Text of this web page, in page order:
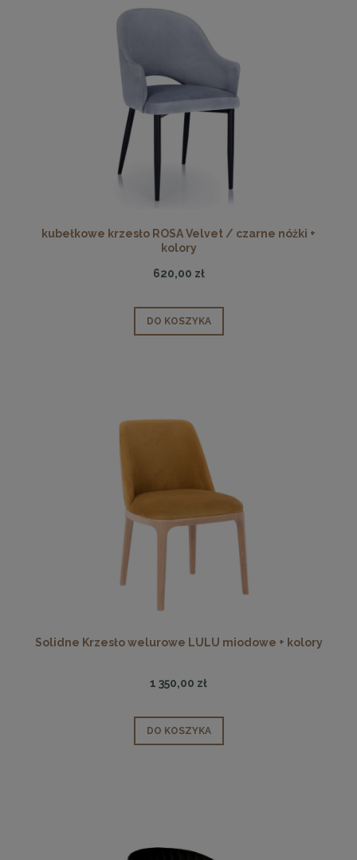
kubełkowe krzesło ROSA Velvet / czarne nóżki +
kolory
620,00 zł
DO KOSZYKA
Solidne Krzesło welurowe LULU miodowe + kolory
1 350,00 zł
DO KOSZYKA